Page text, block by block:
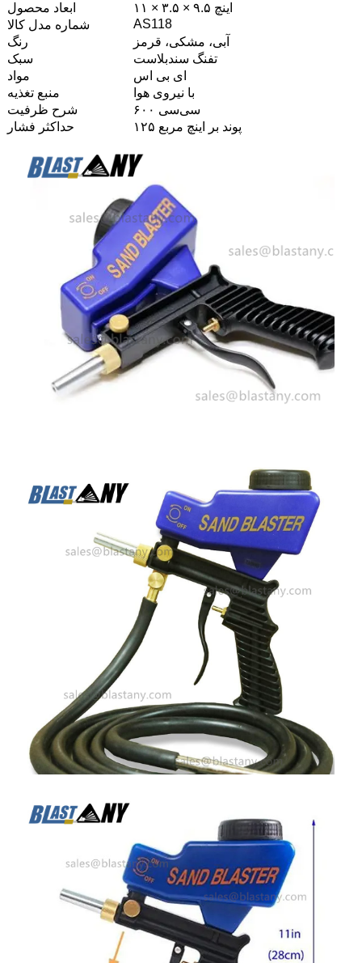
ابعاد محصول
۱۱ × ۳.۵ × ۹.۵ اینچ
شماره مدل کالا
AS118
رنگ
آبی، مشکی، قرمز
سبک
تفنگ سندبلاست
مواد
ای بی اس
منبع تغذیه
با نیروی هوا
شرح ظرفیت
۶۰۰ سی‌سی
حداکثر فشار
۱۲۵ پوند بر اینچ مربع